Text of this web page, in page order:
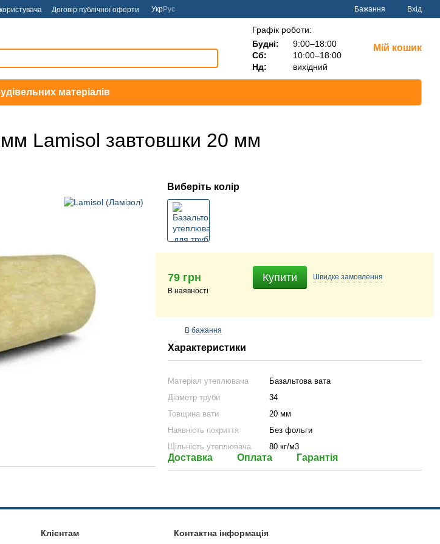
Договір публічної оферти УкрРус Бажання Вхід
Графік роботи:
Будні:
9:00–18:00
Сб:
10:00–18:00
Нд:
вихідний
Мій кошик
матеріалів
Lamisol завтовшки 20 мм
Виберіть колір
79 грн
В наявності
Купити Швидке замовлення
В бажання
Характеристики
Матеріал утеплювача
Базальтова вата
Діаметр труби
34
Товщина вати
20 мм
Наявність покриття
Без фольги
Щільність утеплювача
80 кг/м3
Доставка Оплата Гарантія
Клієнтам Контактна інформація